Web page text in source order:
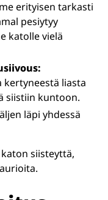
erityisen tarkasti
pesiytyy
katolle vielä
liasta
siistiin kuntoon.
läpi yhdessä
siisteyttä,